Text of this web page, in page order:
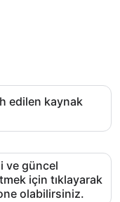
edilen kaynak
ve güncel
için tıklayarak
olabilirsiniz.